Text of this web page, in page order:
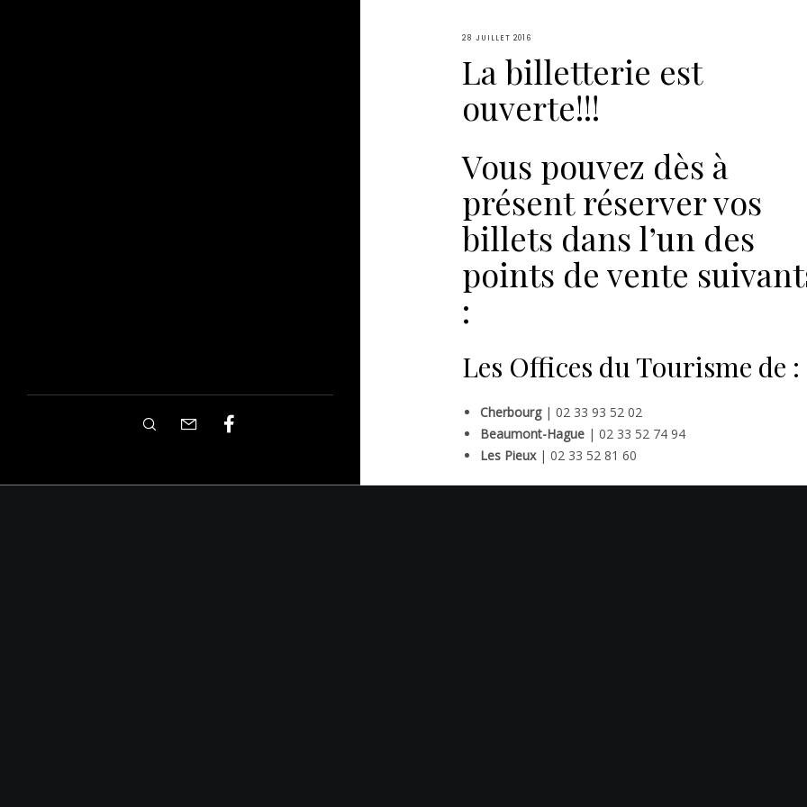
28 JUILLET 2016
La billetterie est
ouverte!!!
Vous pouvez dès à
présent réserver vos
billets dans l’un des
points de vente
:
Les Offices du Tourisme de :
Cherbourg| 02 33 93 52 02
Beaumont-Hague| 02 33 52 74 94
Les Pieux| 02 33 52 81 60